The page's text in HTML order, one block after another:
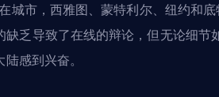
城市，西雅图、蒙特利尔、纽约和底
乏导致了在线的辩论，但无论细节
感到兴奋。